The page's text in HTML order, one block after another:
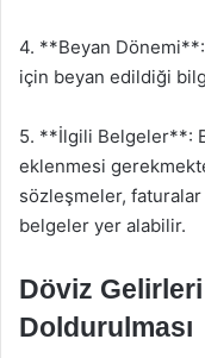
4. **Beyan
için beyan edildiği
5. **İlgili Belgeler**:
eklenmesi
sözleşmeler, faturalar
belgeler yer alabilir.
Döviz
Doldurulması